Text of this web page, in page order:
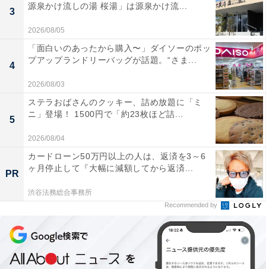
3
源泉かけ流しの湯 桜湯」は源泉かけ流...
2026/08/05
4
「面白いのあったから購入〜」ダイソーのポッ
プアップランドリーバッグが話題。“さま...
2026/08/03
5
ステラおばさんのクッキー、詰め放題に「ミ
ニ」登場！ 1500円で「約23枚ほど詰...
2026/08/04
PR
カードローン50万円以上の人は、返済を3～6
ヶ月停止して『大幅に減額してから返済...
渋谷法務総合事務所
Recommended by